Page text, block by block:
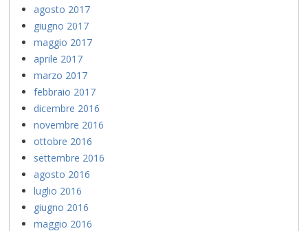
agosto 2017
giugno 2017
maggio 2017
aprile 2017
marzo 2017
febbraio 2017
dicembre 2016
novembre 2016
ottobre 2016
settembre 2016
agosto 2016
luglio 2016
giugno 2016
maggio 2016